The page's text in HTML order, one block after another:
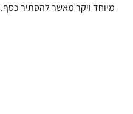
מיוחד ויקר מאשר להסתיר